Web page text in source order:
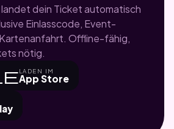
dein Ticket automatisch
Einlasscode, Event-
Offline-fähig,
nötig.
LADEN IM
App Store